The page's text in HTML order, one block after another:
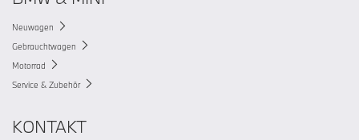
Neuwagen
Gebrauchtwagen
Motorrad
Service & Zubehör
KONTAKT